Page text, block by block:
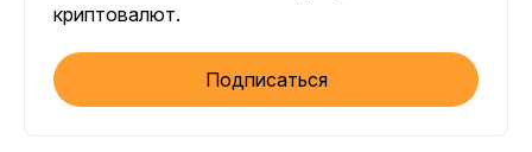
криптовалют.
Подписаться